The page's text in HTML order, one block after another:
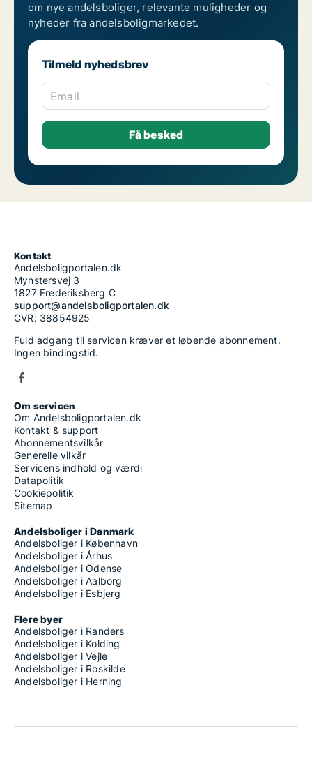
om nye andelsboliger, relevante muligheder og
nyheder fra andelsboligmarkedet.
Tilmeld nyhedsbrev
Email
Kontakt
Andelsboligportalen.dk
Mynstersvej 3
1827 Frederiksberg C
support@andelsboligportalen.dk
CVR: 38854925
Fuld adgang til servicen kræver et løbende abonnement.
Ingen bindingstid.
Om servicen
Om Andelsboligportalen.dk
Kontakt & support
Abonnementsvilkår
Generelle vilkår
Servicens indhold og værdi
Datapolitik
Cookiepolitik
Sitemap
Andelsboliger i Danmark
Andelsboliger i København
Andelsboliger i Århus
Andelsboliger i Odense
Andelsboliger i Aalborg
Andelsboliger i Esbjerg
Flere byer
Andelsboliger i Randers
Andelsboliger i Kolding
Andelsboliger i Vejle
Andelsboliger i Roskilde
Andelsboliger i Herning